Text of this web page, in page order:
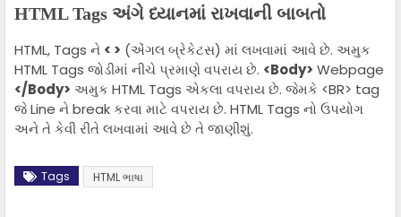
HTML Tags અંગે ધ્યાનમાં રાખવાની બાબતો
HTML, Tags ને < > (એંગલ બ્રેકેટસ) માં લખવામાં આવે છે. અમુક
HTML Tags જોડીમાં નીચે પ્રમાણે વપરાય છે. <Body> Webpage
</Body> અમુક HTML Tags એકલા વપરાય છે. જેમકે <BR> tag
જે Line ને break કરવા માટે વપરાય છે. HTML Tags નો ઉપયોગ
અને તે કેવી રીતે લખવામાં આવે છે તે જાણીશું.
Tags HTML ભાષા